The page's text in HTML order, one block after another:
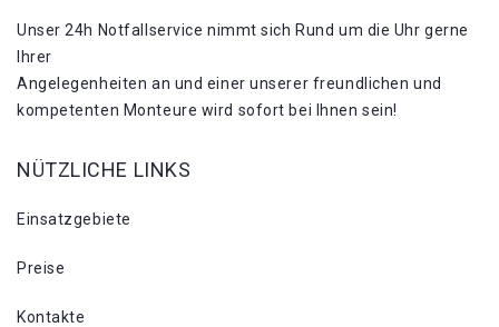
Unser 24h Notfallservice nimmt sich Rund um die Uhr gerne
Ihrer
Angelegenheiten an und einer unserer freundlichen und
kompetenten Monteure wird sofort bei Ihnen sein!
NÜTZLICHE LINKS
Einsatzgebiete
Preise
Kontakte